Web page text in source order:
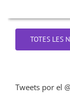
TOTES LES
Tweets por el